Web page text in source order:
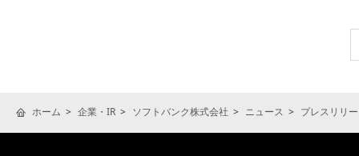
ホーム 企業・IR ソフトバンク株式会社 ニュース プレスリリ